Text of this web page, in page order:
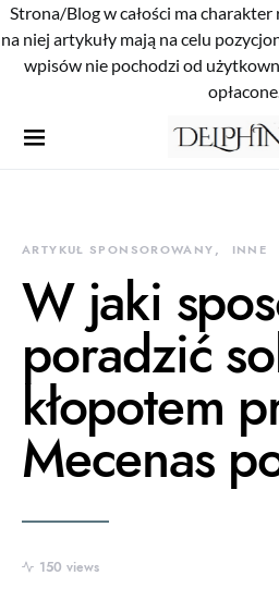
Strona/Blog w całości ma charakter
na niej artykuły mają na celu
wpisów nie pochodzi od
ARTYKUŁ SPONSOROWANY INNE
W jaki
poradzić
kłopotem
Mecenas
150 views